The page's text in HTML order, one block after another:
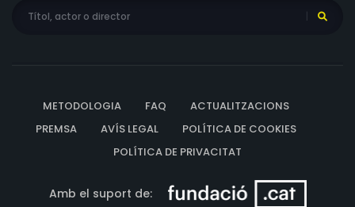
METODOLOGIA FAQ
ACTUALITZACIONS
PREMSA
AVÍS LEGAL
POLÍTICA DE COOKIES
POLÍTICA DE PRIVACITAT
Amb el suport de: